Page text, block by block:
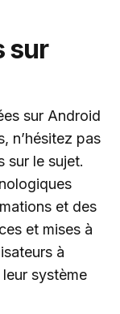
sur
sur Android
n’hésitez pas
sur le sujet.
et des
et mises à
à
système